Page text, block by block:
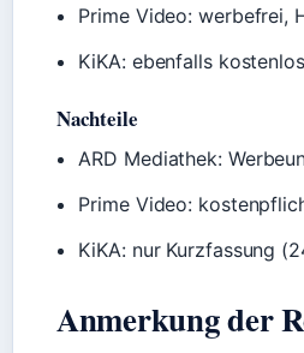
Prime Video: werbefrei,
KiKA: ebenfalls
Nachteile
ARD Mediathek:
Prime Video:
KiKA: nur Kurzfassung
Anmerkung der